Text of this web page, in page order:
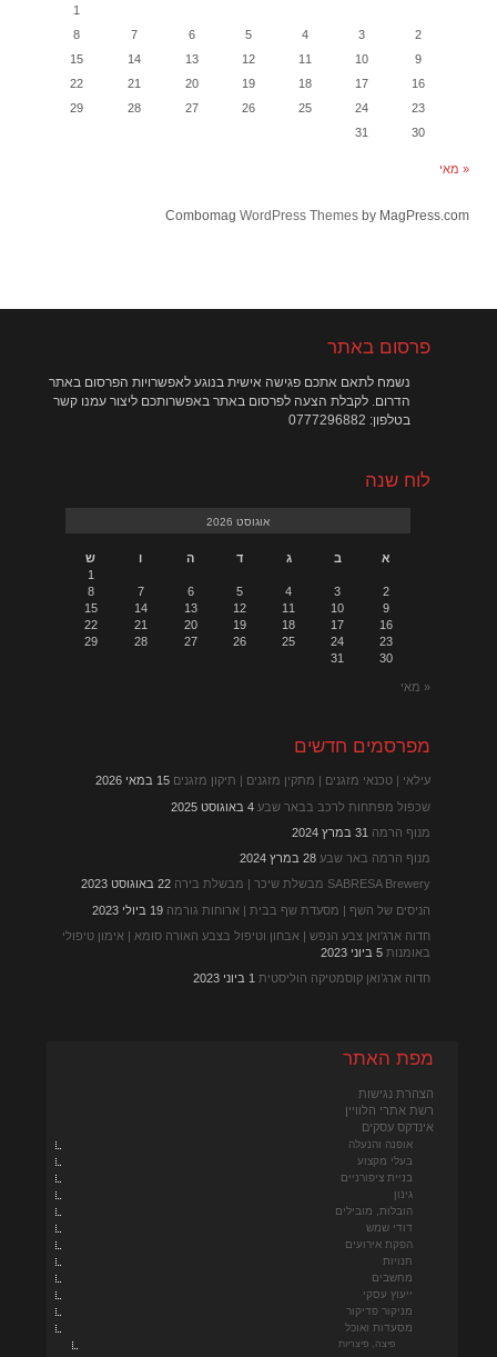
1
2
3
4
5
6
7
8
9
10
11
12
13
14
15
16
17
18
19
20
21
22
23
24
25
26
27
28
29
30
31
« מאי
Combomag WordPress Themesby MagPress.com
פרסום באתר
נשמח לתאם אתכם פגישה אישית בנוגע לאפשרויות הפרסום באתר
הדרום. לקבלת הצעה לפרסום באתר באפשרותכם ליצור עמנו קשר
בטלפון: 0777296882
לוח שנה
אוגוסט 2026
א ב ג ד ה ו
ש
1
2
3
4
5
6
7
8
9
10
11
12
13
14
15
16
17
18
19
20
21
22
23
24
25
26
27
28
29
30
31
« מאי
מפרסמים חדשים
עילאי | טכנאי מזגנים | מתקין מזגנים | תיקון מזגנים 15 במאי 2026
שכפול מפתחות לרכב בבאר שבע 4 באוגוסט 2025
מנוף הרמה 31 במרץ 2024
מנוף הרמה באר שבע 28 במרץ 2024
SABRESA Brewery מבשלת שיכר | מבשלת בירה
22 באוגוסט 2023
הניסים של השף | מסעדת שף בבית | ארוחות גורמה 19 ביולי 2023
חדוה ארג'ואן צבע הנפש | אבחון וטיפול בצבע האורה סומא | אימון טיפולי
באומנות 5 ביוני 2023
חדוה ארג’ואן קוסמטיקה הוליסטית 1 ביוני 2023
מפת האתר
הצהרת נגישות
רשת אתרי הלוויין
אינדקס עסקים
אופנה והנעלה
בעלי מקצוע
בניית ציפורניים
גינון
הובלות, מובילים
דודי שמש
הפקת אירועים
חנויות
מחשבים
ייעוץ עסקי
מניקור פדיקור
מסעדות ואוכל
פיצה, פיצריות